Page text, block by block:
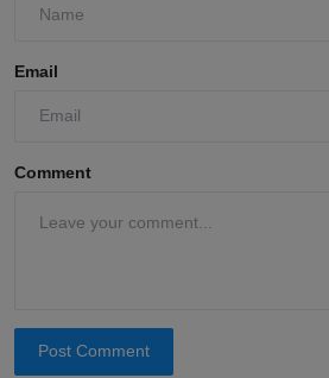
Email
Comment
Post Comment